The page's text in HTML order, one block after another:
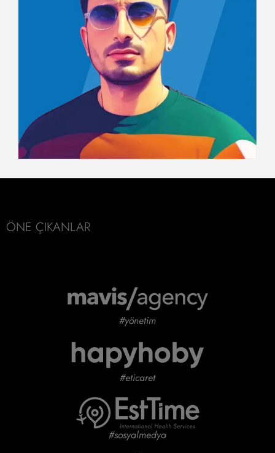
ÖNE ÇIKANLAR
#yönetim
#eticaret
#sosyalmedya